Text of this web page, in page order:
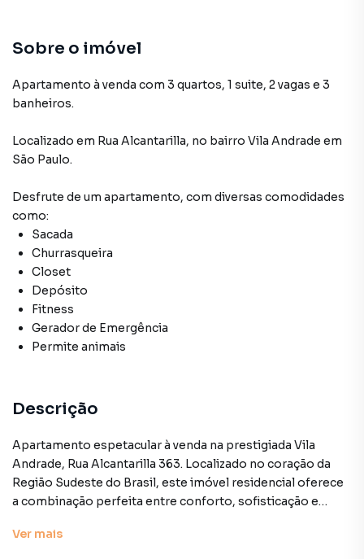
Sobre o imóvel
Apartamento à venda com 3 quartos, 1 suite, 2 vagas e 3
banheiros.
Localizado em Rua Alcantarilla, no bairro Vila Andrade em
São Paulo.
Desfrute de um apartamento, com diversas comodidades
como:
Sacada
Churrasqueira
Closet
Depósito
Fitness
Gerador de Emergência
Permite animais
Descrição
Apartamento espetacular à venda na prestigiada Vila
Andrade, Rua Alcantarilla 363. Localizado no coração da
Região Sudeste do Brasil, este imóvel residencial oferece
a combinação perfeita entre conforto, sofisticação e
cidades mais dinâmicas do mundo.
Ver mais